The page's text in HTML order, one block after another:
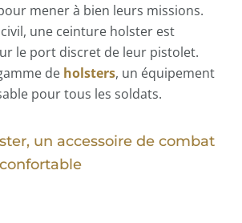
mener à bien leurs missions.
une ceinture holster est
le port discret de leur pistolet.
de holsters, un équipement
pour tous les soldats.
un accessoire de combat